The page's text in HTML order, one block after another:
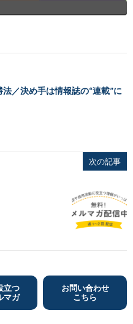
／決め手は情報誌の“連載”に
次の記事
立つ
マガ
お問い合わせ
こちら